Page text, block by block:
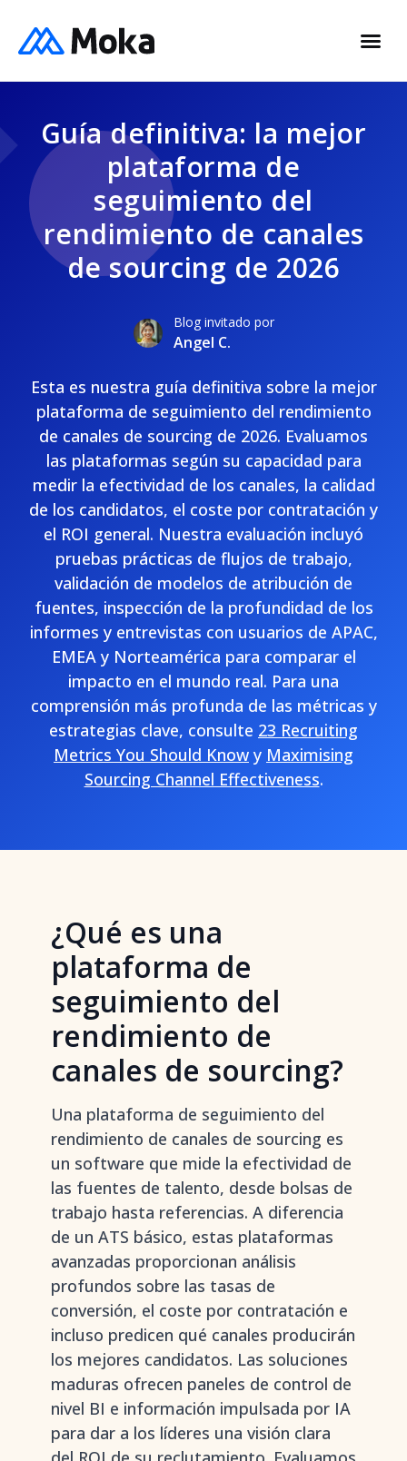
Guía definitiva: la mejor
plataforma de
seguimiento del
rendimiento de canales
de sourcing de 2026
Blog invitado por
Angel C.
Esta es nuestra guía definitiva sobre la mejor
plataforma de seguimiento del rendimiento
de canales de sourcing de 2026. Evaluamos
las plataformas según su capacidad para
medir la efectividad de los canales, la calidad
de los candidatos, el coste por contratación y
el ROI general. Nuestra evaluación incluyó
pruebas prácticas de flujos de trabajo,
validación de modelos de atribución de
fuentes, inspección de la profundidad de los
informes y entrevistas con usuarios de APAC,
EMEA y Norteamérica para comparar el
impacto en el mundo real. Para una
comprensión más profunda de las métricas y
estrategias clave, consulte 23 Recruiting
Metrics You Should Know y Maximising
Sourcing Channel Effectiveness.
¿Qué es una
plataforma de
seguimiento del
rendimiento de
canales de sourcing?
Una plataforma de seguimiento del
rendimiento de canales de sourcing es
un software que mide la efectividad de
las fuentes de talento, desde bolsas de
trabajo hasta referencias. A diferencia
de un ATS básico, estas plataformas
avanzadas proporcionan análisis
profundos sobre las tasas de
conversión, el coste por contratación e
incluso predicen qué canales producirán
los mejores candidatos. Las soluciones
maduras ofrecen paneles de control de
nivel BI e información impulsada por IA
para dar a los líderes una visión clara